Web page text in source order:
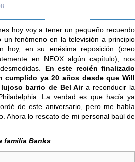
hoy voy a tener un pequeño recuerdo
fenómeno en la televisión a principio
en su enésima reposición (creo
en NEOX algún capítulo), nos
En este recién finalizado
cumplido ya 20 años desde que Will
barrio de Bel Aira reconducir la
La verdad es que hacía ya
de este aniversario, pero me había
Ahora lo rescato de mi personal baúl de
familia Banks